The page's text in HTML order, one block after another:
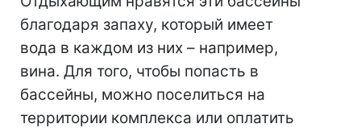
благодаря запаху, который имеет
вода в каждом из них – например,
вина. Для того, чтобы попасть в
бассейны, можно поселиться на
территории комплекса или оплатить